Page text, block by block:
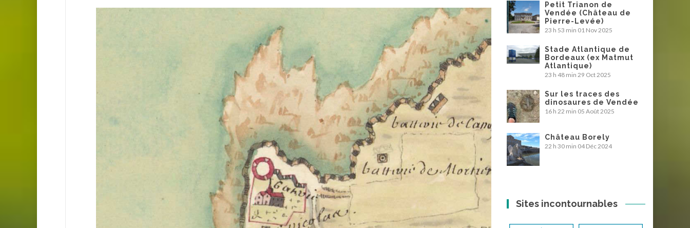
Petit Trianon de
Vendée (Château de
Pierre-Levée)
23 h 53 min 01 Nov 2025
Stade Atlantique de
Bordeaux (ex Matmut
Atlantique)
23 h 48 min 29 Oct 2025
Sur les traces des
dinosaures de Vendée
16 h 22 min 05 Août 2025
Château Borely
22 h 30 min 04 Déc 2024
Sites incontournables